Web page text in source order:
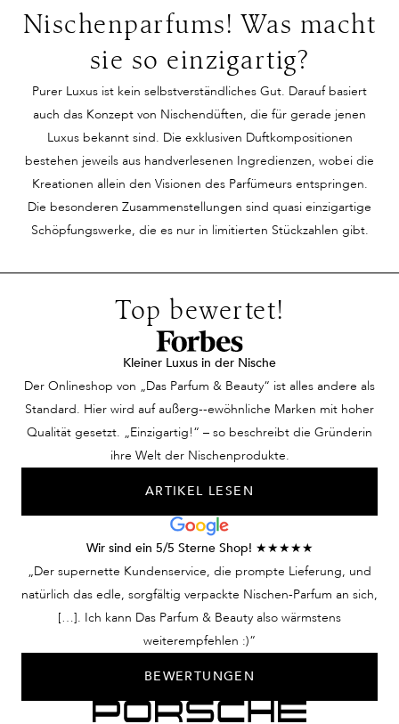
trägt ein schlichtes
Kleid, doch ihre
unvergleichlich. Ihr
Lächeln und die
Leichtigkeit ihrer
Bewegungen ziehen alle
Blicke auf sich. Auf den
ersten Blick erscheint
sie unnahbar, ein Hauch
Menschen um sie herum
sind wie verzaubert, als
ob dieser Duft
Geschichten aus einer
Traumvorstellung –
unsere Nischendüfte für
Damen lassen Sie diese
Eleganz aus. Seine
Präsenz wird
wahrgenommen und
scheue Blicke der
Bewunderung streifen
ihn. Dann begegnet ihm
DIE Frau –
wunderschön,
selbstbewusst und
scheinbar unerreichbar.
Schaut sie ihm
hinterher? Nein. Doch
dann streift sie ein
unvergleichlich guter
Duft und sie kann nicht
anders. Ein Parfum zum
Köpfe verdrehen! Nur
Keineswegs. Wir
verhelfen Ihnen mit
Ihrem Herrenduft,
dieser Mann zu sein.
noch rein
sondern eine
geschaffen
zu
Duft scheint
Geschichten
erzählen,
zu wecken,
einer
einer
Harmonie
Zufall,
Nischenparfums! Was macht
sie so einzigartig?
Purer Luxus ist kein selbstverständliches Gut. Darauf basiert
auch das Konzept von Nischendüften, die für gerade jenen
Luxus bekannt sind. Die exklusiven Duftkompositionen
bestehen jeweils aus handverlesenen Ingredienzen, wobei die
Kreationen allein den Visionen des Parfümeurs entspringen.
Die besonderen Zusammenstellungen sind quasi einzigartige
Schöpfungswerke, die es nur in limitierten Stückzahlen gibt.
Top bewertet!
Kleiner Luxus in der Nische
Der Onlineshop von „Das Parfum & Beauty“ ist alles andere als
Standard. Hier wird auf außerg--ewöhnliche Marken mit hoher
Qualität gesetzt. „Einzigartig!“ – so beschreibt die Gründerin
ihre Welt der Nischenprodukte.
ARTIKEL LESEN
Wir sind ein 5/5 Sterne Shop! ★★★★★
„Der supernette Kundenservice, die prompte Lieferung, und
natürlich das edle, sorgfältig verpackte Nischen-Parfum an sich,
[…]. Ich kann Das Parfum & Beauty also wärmstens
weiterempfehlen :)“
BEWERTUNGEN